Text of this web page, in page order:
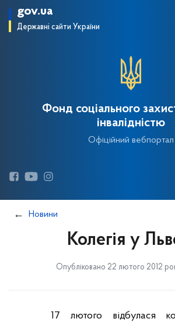
gov.ua
Державні сайти України
Фонд соціального
інвалідністю
Офіційний вебпортал
Новини
Колегія у
Опубліковано 22 лютого 2012
17 лютого відбулася